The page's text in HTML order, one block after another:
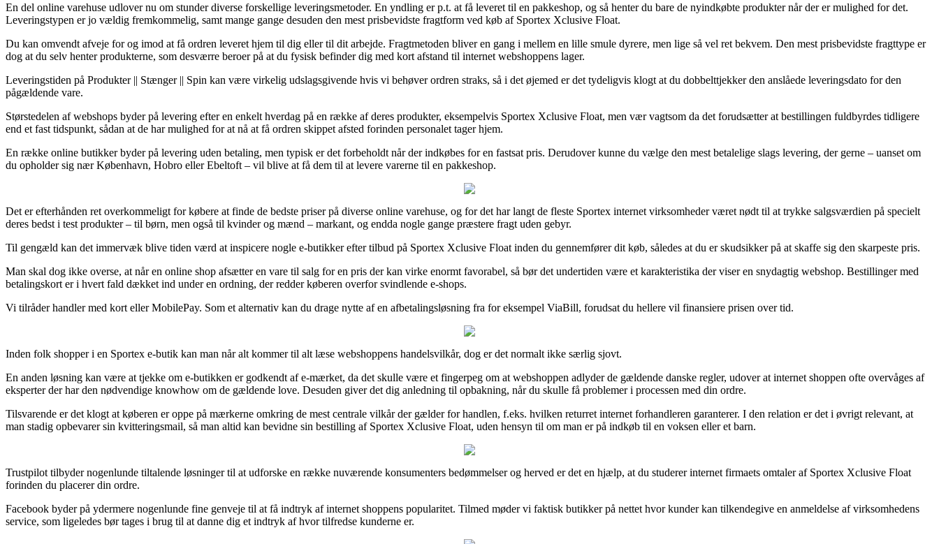
En del online varehuse udlover nu om stunder diverse forskellige leveringsmetoder. En yndling er p.t. at få leveret til en pakkeshop, og så henter du bare de nyindkøbte produkter når der er mulighed for det.
Leveringstypen er jo vældig fremkommelig, samt mange gange desuden den mest prisbevidste fragtform ved køb af Sportex Xclusive Float.
Du kan omvendt afveje for og imod at få ordren leveret hjem til dig eller til dit arbejde. Fragtmetoden bliver en gang i mellem en lille smule dyrere, men lige så vel ret bekvem. Den mest prisbevidste fragttype er
dog at du selv henter produkterne, som desværre beroer på at du fysisk befinder dig med kort afstand til internet webshoppens lager.
Leveringstiden på Produkter || Stænger || Spin kan være virkelig udslagsgivende hvis vi behøver ordren straks, så i det øjemed er det tydeligvis klogt at du dobbelttjekker den anslåede leveringsdato for den
pågældende vare.
Størstedelen af webshops byder på levering efter en enkelt hverdag på en række af deres produkter, eksempelvis Sportex Xclusive Float, men vær vagtsom da det forudsætter at bestillingen fuldbyrdes tidligere
end et fast tidspunkt, sådan at de har mulighed for at nå at få ordren skippet afsted forinden personalet tager hjem.
En række online butikker byder på levering uden betaling, men typisk er det forbeholdt når der indkøbes for en fastsat pris. Derudover kunne du vælge den mest betalelige slags levering, der gerne – uanset om
du opholder sig nær København, Hobro eller Ebeltoft – vil blive at få dem til at levere varerne til en pakkeshop.
Det er efterhånden ret overkommeligt for købere at finde de bedste priser på diverse online varehuse, og for det har langt de fleste Sportex internet virksomheder været nødt til at trykke salgsværdien på specielt
deres bedst i test produkter – til børn, men også til kvinder og mænd – markant, og endda nogle gange præstere fragt uden gebyr.
Til gengæld kan det immervæk blive tiden værd at inspicere nogle e-butikker efter tilbud på Sportex Xclusive Float inden du gennemfører dit køb, således at du er skudsikker på at skaffe sig den skarpeste pris.
Man skal dog ikke overse, at når en online shop afsætter en vare til salg for en pris der kan virke enormt favorabel, så bør det undertiden være et karakteristika der viser en snydagtig webshop. Bestillinger med
betalingskort er i hvert fald dækket ind under en ordning, der redder køberen overfor svindlende e-shops.
Vi tilråder handler med kort eller MobilePay. Som et alternativ kan du drage nytte af en afbetalingsløsning fra for eksempel ViaBill, forudsat du hellere vil finansiere prisen over tid.
Inden folk shopper i en Sportex e-butik kan man når alt kommer til alt læse webshoppens handelsvilkår, dog er det normalt ikke særlig sjovt.
En anden løsning kan være at tjekke om e-butikken er godkendt af e-mærket, da det skulle være et fingerpeg om at webshoppen adlyder de gældende danske regler, udover at internet shoppen ofte overvåges af
eksperter der har den nødvendige knowhow om de gældende love. Desuden giver det dig anledning til opbakning, når du skulle få problemer i processen med din ordre.
Tilsvarende er det klogt at køberen er oppe på mærkerne omkring de mest centrale vilkår der gælder for handlen, f.eks. hvilken returret internet forhandleren garanterer. I den relation er det i øvrigt relevant, at
man stadig opbevarer sin kvitteringsmail, så man altid kan bevidne sin bestilling af Sportex Xclusive Float, uden hensyn til om man er på indkøb til en voksen eller et barn.
Trustpilot tilbyder nogenlunde tiltalende løsninger til at udforske en række nuværende konsumenters bedømmelser og herved er det en hjælp, at du studerer internet firmaets omtaler af Sportex Xclusive Float
forinden du placerer din ordre.
Facebook byder på ydermere nogenlunde fine genveje til at få indtryk af internet shoppens popularitet. Tilmed møder vi faktisk butikker på nettet hvor kunder kan tilkendegive en anmeldelse af virksomhedens
service, som ligeledes bør tages i brug til at danne dig et indtryk af hvor tilfredse kunderne er.